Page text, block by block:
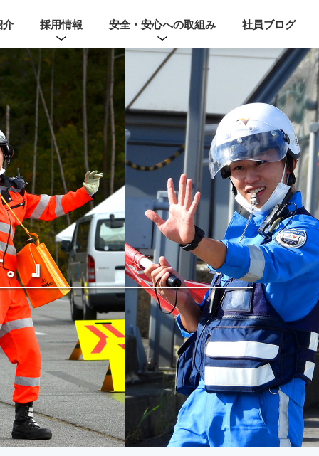
介 採用情報 安全・安心への取組み 社員ブログ
』